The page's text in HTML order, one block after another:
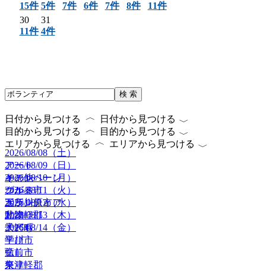
15件 5件
7件
6件
7件
8件
11件
30
11件
31
4件
検 索
日付から見つける 〈 日付から見つける 〈
2026/08/08（土）
2026/08/09（日）
2026/08/10（月）
2026/08/11（火）
2026/08/12（水）
2026/08/13（木）
2026/08/14（金）
目的から見つける 〈 目的から見つける 〈
アート
キャンペーン
グルメ
ボランティア
動物
子ども
学び
癒し
祭り
エリアから見つける 〈 エリアから見つける 〈
その他
つがる市
五所川原市
北津軽郡
大鰐町
平川市
弘前市
東津軽郡